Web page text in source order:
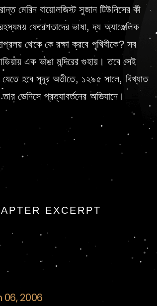
মেরিন বায়োলজিস্ট সুজান টিউনিসের কী
ফেরেশতাদের ভাষা, দ্য অ্যাঞ্জেলিক
থেকে কে রক্ষা করবে পৃথিবীকে? সব
এক ভাঙা মন্দিরের গুহায়। তবে সেই
হবে সুদূর অতীতে, ১২৯৫ সালে, বিখ্যাত
ভেনিসে প্রত্যাবর্তনের অভিযানে।
EXCERPT
06, 2006